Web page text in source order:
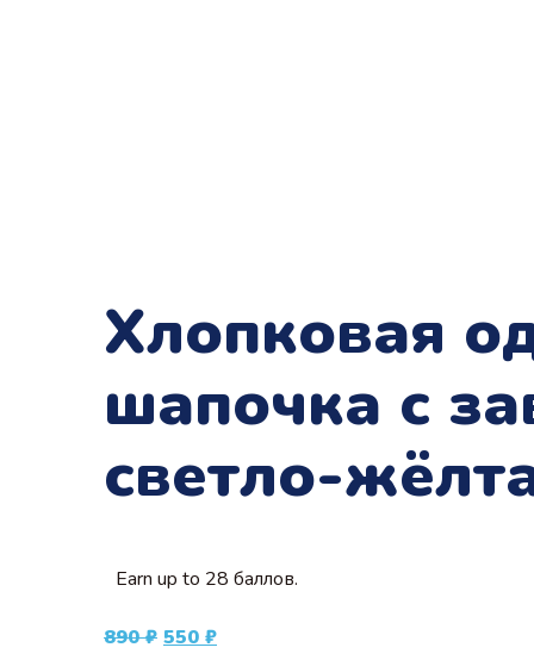
Хлопковая
шапочка с
светло-
Earn up to 28 баллов.
890₽ Первоначальная
550 ₽Текущая